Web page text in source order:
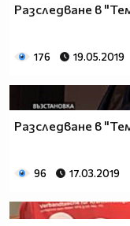
Разследване в
176 19.05.2019
Разследване в
96 17.03.2019